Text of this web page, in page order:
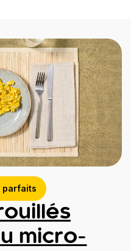
micro-